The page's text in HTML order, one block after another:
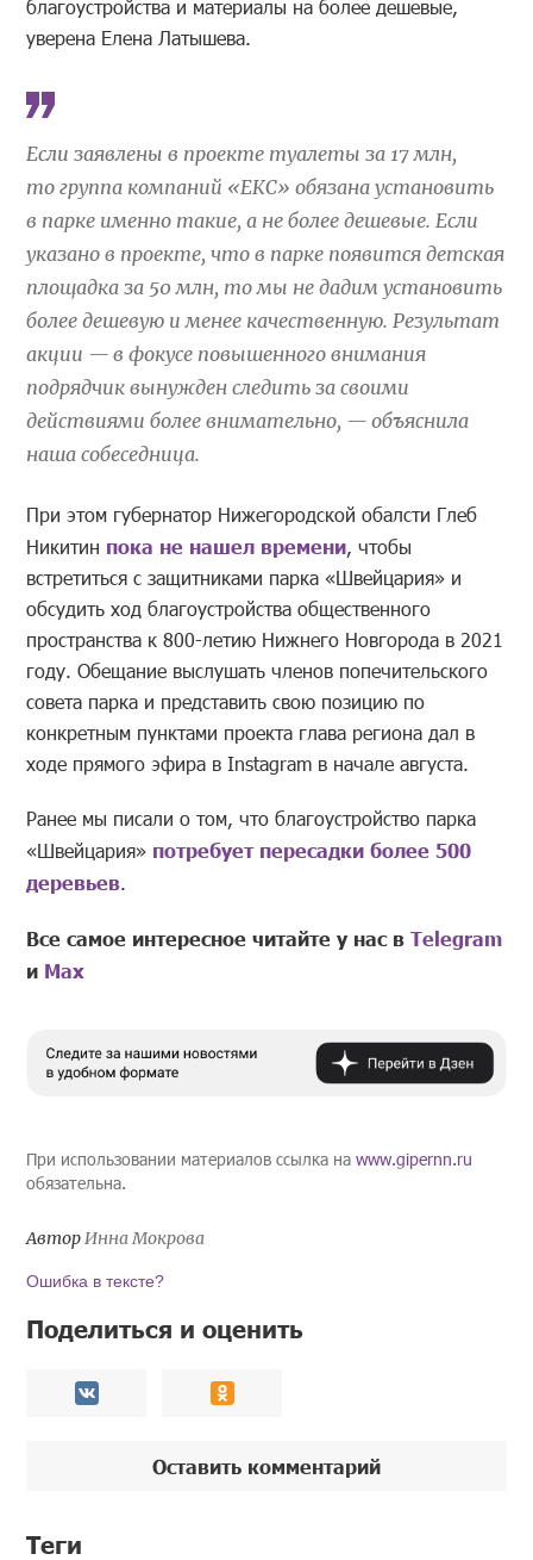
благоустройства и материалы на более дешевые,
уверена Елена Латышева.
Если заявлены в проекте туалеты за 17 млн,
то группа компаний «ЕКС» обязана установить
в парке именно такие, а не более дешевые. Если
указано в проекте, что в парке появится детская
площадка за 50 млн, то мы не дадим установить
более дешевую и менее качественную. Результат
акции — в фокусе повышенного внимания
подрядчик вынужден следить за своими
действиями более внимательно, — объяснила
наша собеседница.
При этом губернатор Нижегородской обалсти Глеб
Никитин пока не нашел времени, чтобы
встретиться с защитниками парка «Швейцария» и
обсудить ход благоустройства общественного
пространства к 800-летию Нижнего Новгорода в 2021
году. Обещание выслушать членов попечительского
совета парка и представить свою позицию по
конкретным пунктами проекта глава региона дал в
ходе прямого эфира в Instagram в начале августа.
Ранее мы писали о том, что благоустройство парка
«Швейцария» потребует пересадки более 500
деревьев.
Все самое интересное читайте у нас вTelegram
и Mах
При использовании материалов ссылка наwww.gipernn.ru
обязательна.
АвторИнна Мокрова
Ошибка в тексте?
Поделиться и оценить
Оставить комментарий
Теги